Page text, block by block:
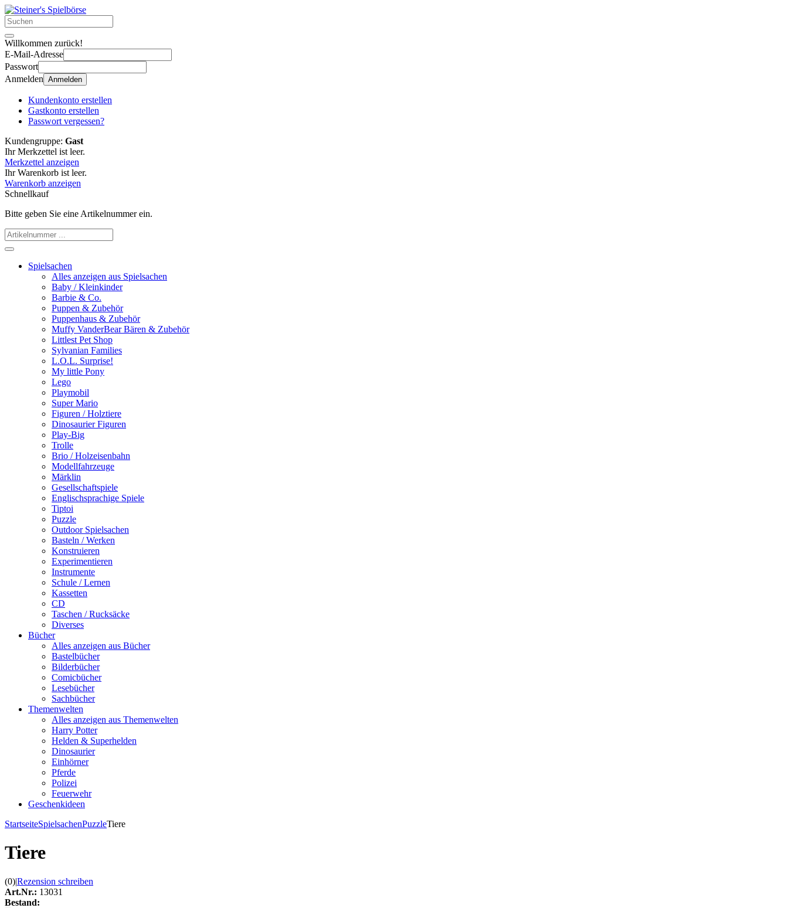
Willkommen zurück!
E-Mail-Adresse
Passwort
Anmelden Anmelden
Kundenkonto erstellen
Gastkonto erstellen
Passwort vergessen?
Kundengruppe: Gast
Ihr Merkzettel ist leer.
Merkzettel anzeigen
Ihr Warenkorb ist leer.
Warenkorb anzeigen
Schnellkauf
Bitte geben Sie eine Artikelnummer ein.
Spielsachen
Alles anzeigen aus Spielsachen
Baby / Kleinkinder
Barbie & Co.
Puppen & Zubehör
Puppenhaus & Zubehör
Muffy VanderBear Bären & Zubehör
Littlest Pet Shop
Sylvanian Families
L.O.L. Surprise!
My little Pony
Lego
Playmobil
Super Mario
Figuren / Holztiere
Dinosaurier Figuren
Play-Big
Trolle
Brio / Holzeisenbahn
Modellfahrzeuge
Märklin
Gesellschaftspiele
Englischsprachige Spiele
Tiptoi
Puzzle
Outdoor Spielsachen
Basteln / Werken
Konstruieren
Experimentieren
Instrumente
Schule / Lernen
Kassetten
CD
Taschen / Rucksäcke
Diverses
Bücher
Alles anzeigen aus Bücher
Bastelbücher
Bilderbücher
Comicbücher
Lesebücher
Sachbücher
Themenwelten
Alles anzeigen aus Themenwelten
Harry Potter
Helden & Superhelden
Dinosaurier
Einhörner
Pferde
Polizei
Feuerwehr
Geschenkideen
StartseiteSpielsachenPuzzleTiere
Tiere
(0)|Rezension schreiben
Art.Nr.: 13031
Bestand: